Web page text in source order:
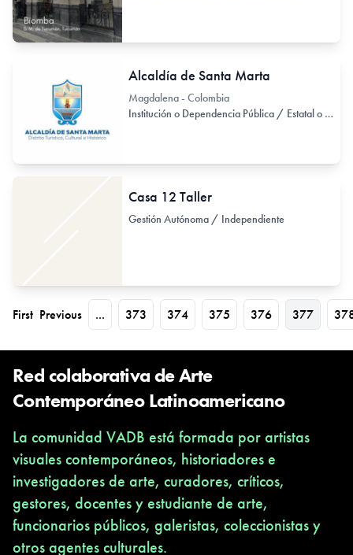
Alcaldía de Santa Marta
Magdalena - Colombia
Institución o Dependencia Pública / Estatal o Provincial
Casa 12 Taller
Gestión Autónoma / Independiente
First Previous ... 373 374 375 376 377
Red colaborativa de Arte
Contemporáneo Latinoamericano
La comunidad VADB está formada por artistas
visuales contemporáneos, historiadores e
investigadores de arte, curadores, críticos,
gestores, docentes y estudiante de arte,
funcionarios públicos, galeristas, coleccionistas y
otros agentes culturales.